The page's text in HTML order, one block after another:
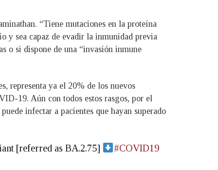
“Tiene mutaciones en la proteína
y sea capaz de evadir la inmunidad previa
o si dispone de una “invasión inmune
representa ya el 20% de los nuevos
19. Aún con todos estos rasgos, por el
infectar a pacientes que hayan superado
[referred as BA.2.75]
#COVID19